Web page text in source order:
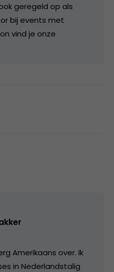
geregeld op als
bij events met
vind je onze
Amerikaans over. Ik
in Nederlandstalig